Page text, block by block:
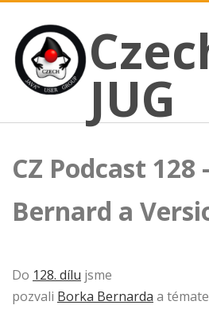
content
Czech
CZECH JAVA USER GROUP
JUG
CZ Podcast 128
Bernard a
Do 128. dílu jsme
pozvali Borka Bernarda a